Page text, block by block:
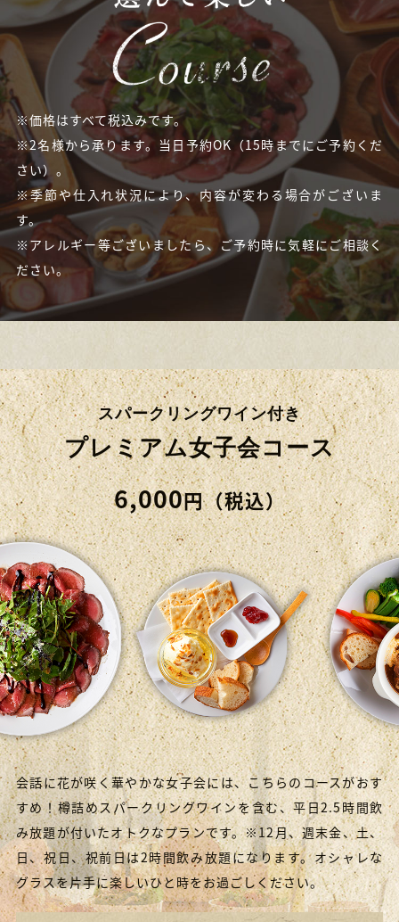
※価格はすべて税込みです。
※2名様から承ります。当日予約OK（15時までにご予約くだ
さい）。
※季節や仕入れ状況により、内容が変わる場合がございま
す。
※アレルギー等ございましたら、ご予約時に気軽にご相談く
ださい。
スパークリングワイン付き
プレミアム女子会コース
6,000円（税込）
会話に花が咲く華やかな女子会には、こちらのコースがおす
すめ！樽詰めスパークリングワインを含む、平日2.5時間飲
み放題が付いたオトクなプランです。※12月、週末金、土、
日、祝日、祝前日は2時間飲み放題になります。オシャレな
グラスを片手に楽しいひと時をお過ごしください。